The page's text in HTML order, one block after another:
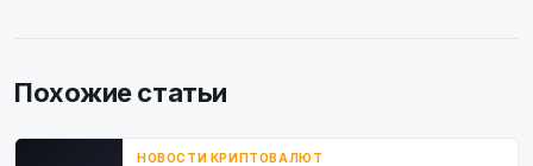
Похожие статьи
НОВОСТИ КРИПТОВАЛЮТ